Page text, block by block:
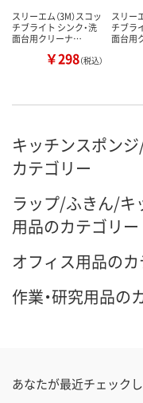
スリーエム（3M）スコッ
チブライト シンク・洗
面台用クリーナ…
￥298（税込）
スリー
チブラ
面台用
キッチンスポン
カテゴリー
ラップ/ふきん/キ
用品のカテゴリー
オフィス用品の
作業・研究用品の
あなたが最近チェック